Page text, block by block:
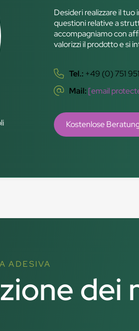
Desideri realizzare il
questioni relative a
accompagniamo con
valorizzi il prodotto e si
Tel.: +49 (0) 751
Mail: [email
Kostenlose
ADESIVA
dei